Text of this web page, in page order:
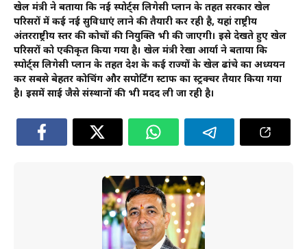
खेल मंत्री ने बताया कि नई स्पोर्ट्स लिगेसी प्लान के तहत सरकार खेल
परिसरों में कई नई सुविधाएं लाने की तैयारी कर रही है, यहां राष्ट्रीय
अंतरराष्ट्रीय स्तर की कोचों की नियुक्ति भी की जाएगी। इसे देखते हुए खेल
परिसरों को एकीकृत किया गया है। खेल मंत्री रेखा आर्या ने बताया कि
स्पोर्ट्स लिगेसी प्लान के तहत देश के कई राज्यों के खेल ढांचे का अध्ययन
कर सबसे बेहतर कोचिंग और सपोर्टिंग स्टाफ का स्ट्रक्चर तैयार किया गया
है। इसमें साई जैसे संस्थानों की भी मदद ली जा रही है।